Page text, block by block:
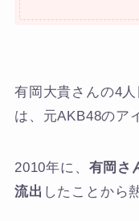
有岡大貴さんの4
は、元AKB48のア
2010年に、 有岡さ
流出 したことから